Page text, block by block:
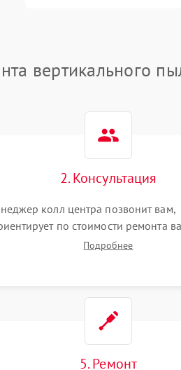
вертикального
2. Консультация
колл центра позвонит вам,
по стоимости ремонта
пылесоса а также
Подробнее
5. Ремонт